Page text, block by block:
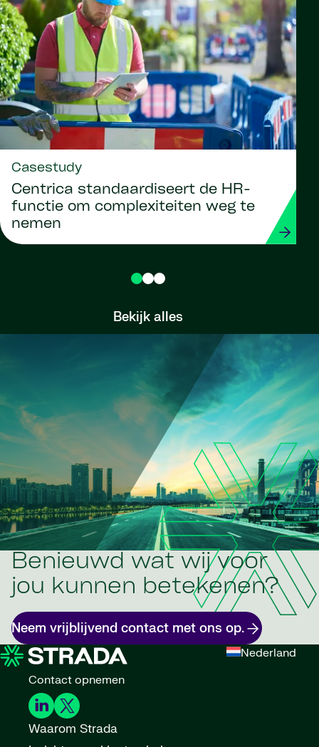
Casestudy
Centrica standaardiseert de HR-
functie om complexiteiten weg te
nemen
Bekijk alles
Benieuwd wat wij voor
jou kunnen betekenen?
Neem vrijblijvend contact met ons op.
Nederland
Contact opnemen
Waarom Strada